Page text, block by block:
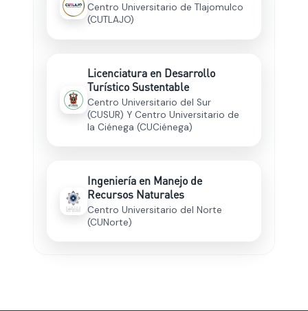
Centro Universitario de Tlajomulco
(CUTLAJO)
Licenciatura en Desarrollo
Turístico Sustentable
Centro Universitario del Sur
(CUSUR) Y Centro Universitario de
la Ciénega (CUCiénega)
Ingeniería en Manejo de
Recursos Naturales
Centro Universitario del Norte
(CUNorte)